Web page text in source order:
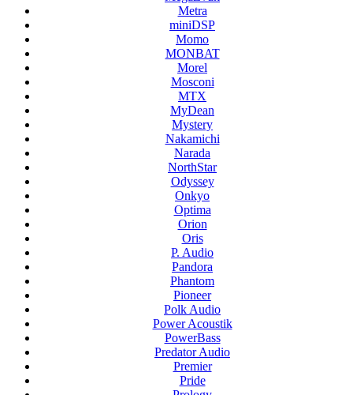
Metra
miniDSP
Momo
MONBAT
Morel
Mosconi
MTX
MyDean
Mystery
Nakamichi
Narada
NorthStar
Odyssey
Onkyo
Optima
Orion
Oris
P. Audio
Pandora
Phantom
Pioneer
Polk Audio
Power Acoustik
PowerBass
Predator Audio
Premier
Pride